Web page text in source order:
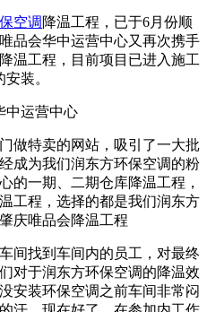
空调 降温工程，已于6月份顺
品会华中运营中心又再次携手
温工程，目前项目已进入施工
装。
做特卖的网站，吸引了一大批
成为我们润东方环保空调的粉
的一期、二期仓库降温工程，
工程，选择的都是我们润东方
间找到车间内的员工，对最终
对于润东方环保空调的降温效
安装环保空调之前车间非常闷